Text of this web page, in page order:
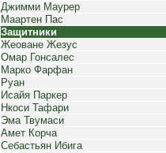
Джимми Маурер
Маартен Пас
Защитники
Жеоване Жезус
Омар Гонсалес
Марко Фарфан
Руан
Исайя Паркер
Нкоси Тафари
Эма Твумаси
Амет Корча
Себастьян Ибига